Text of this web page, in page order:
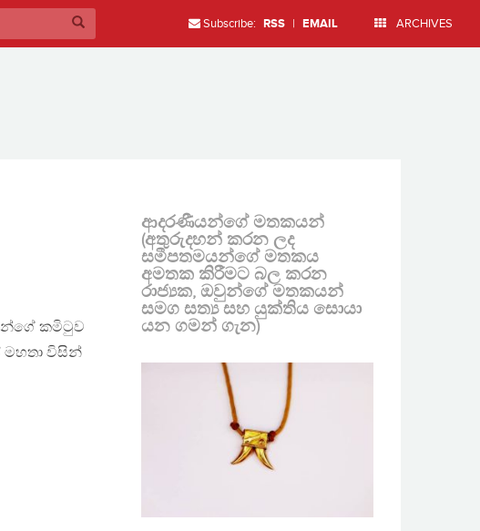
Subscribe: RSS | EMAIL ARCHIVES
කමිටුව
මහතා විසින්
ආදරණීයන්ගේ මතකයන්
(අතුරුදහන් කරන ලද
සමීපතමයන්ගේ මතකය
අමතක කිරීමට බල කරන
රාජ්‍යක, ඔවුන්ගේ මතකයන්
සමග සත්‍ය සහ යුක්තිය සොයා
යන ගමන් ගැන)